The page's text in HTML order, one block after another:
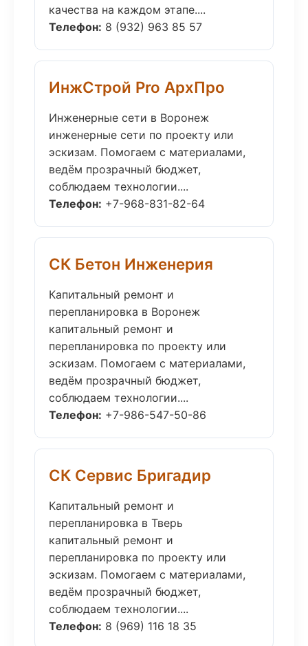
качества на каждом этапе....
Телефон: 8 (932) 963 85 57
ИнжСтрой Pro АрхПро
Инженерные сети в Воронеж
инженерные сети по проекту или
эскизам. Помогаем с материалами,
ведём прозрачный бюджет,
соблюдаем технологии....
Телефон: +7-968-831-82-64
СК Бетон Инженерия
Капитальный ремонт и
перепланировка в Воронеж
капитальный ремонт и
перепланировка по проекту или
эскизам. Помогаем с материалами,
ведём прозрачный бюджет,
соблюдаем технологии....
Телефон: +7-986-547-50-86
СК Сервис Бригадир
Капитальный ремонт и
перепланировка в Тверь
капитальный ремонт и
перепланировка по проекту или
эскизам. Помогаем с материалами,
ведём прозрачный бюджет,
соблюдаем технологии....
Телефон: 8 (969) 116 18 35